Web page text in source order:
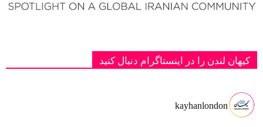
کیهان لندن را در اینستاگرام دنبال کنید
kayhanlondon